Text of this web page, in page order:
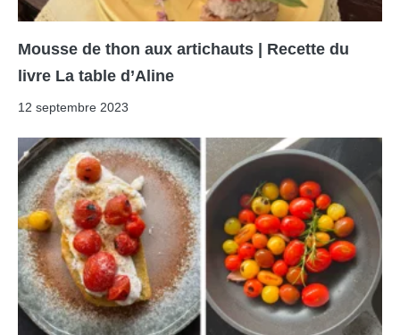
Mousse de thon aux artichauts | Recette du
livre La table d’Aline
12 septembre 2023